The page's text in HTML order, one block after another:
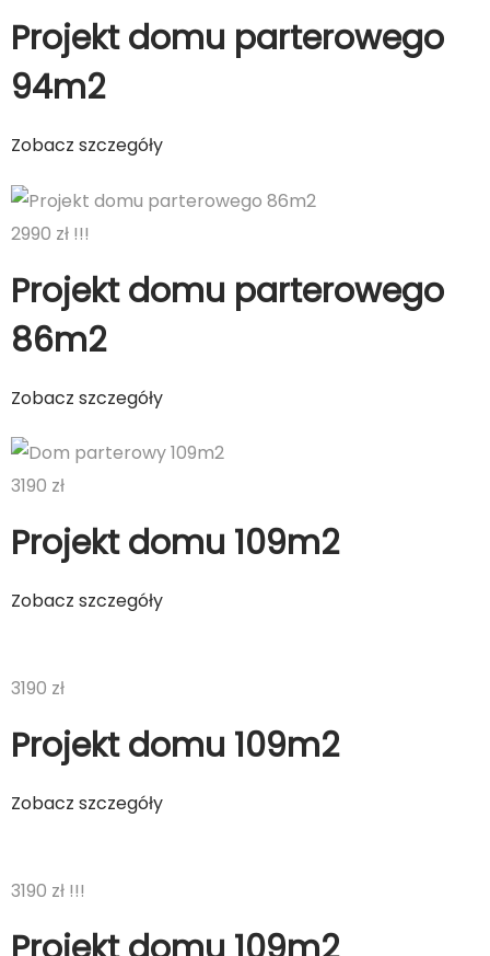
Projekt domu parterowego
94m2
Zobacz szczegóły
2990 zł !!!
Projekt domu parterowego
86m2
Zobacz szczegóły
3190 zł
Projekt domu 109m2
Zobacz szczegóły
3190 zł
Projekt domu 109m2
Zobacz szczegóły
3190 zł !!!